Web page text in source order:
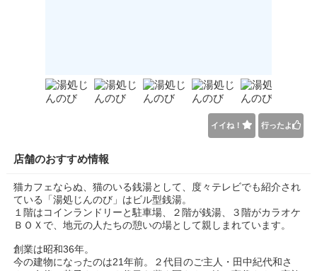
イイね！ 行ったよ
店舗のおすすめ情報
猫カフェならぬ、猫のいる銭湯として、度々テレビでも紹介され
ている「湯処じんのび」はビル型銭湯。
１階はコインランドリーと駐車場、２階が銭湯、３階がカラオケ
ＢＯＸで、地元の人たちの憩いの場として親しまれています。
創業は昭和36年。
今の建物になったのは21年前。２代目のご主人・田中紀代和さ